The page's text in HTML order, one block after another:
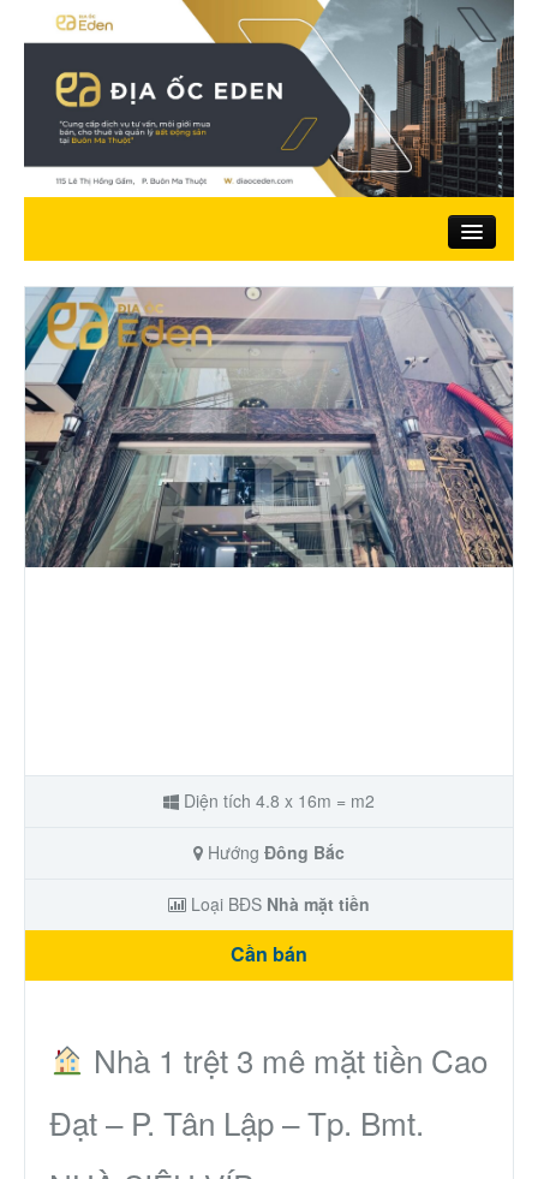
Trang chủ
Giới thiệu
Nhà đất bán
Đất ở
Nhà phố
Ecocity Premia
Ecocity Premia
Diện tích 4.8 x 16m = m2
Hướng Đông Bắc
Loại BĐS Nhà mặt tiền
Cần bán
Nhà 1 trệt 3 mê mặt tiền Cao
Đạt – P. Tân Lập – Tp. Bmt.